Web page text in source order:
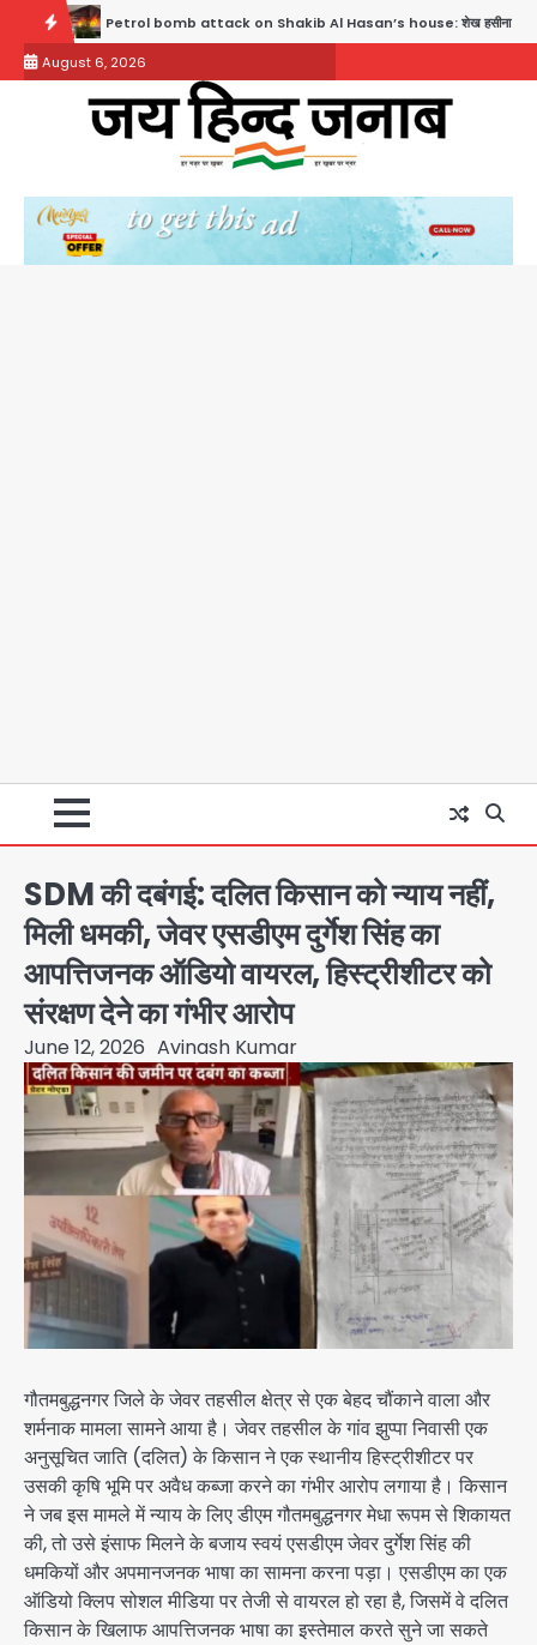
content
bomb attack on Shakib Al Hasan’s house: शेख हसीना की वर्चुअल प्रेस कॉन्फ्रेंस में जुड़ने पर
August 6, 2026
SDM की दबंगई: दलित किसान को न्याय नहीं,
मिली धमकी, जेवर एसडीएम दुर्गेश सिंह का
आपत्तिजनक ऑडियो वायरल, हिस्ट्रीशीटर को
संरक्षण देने का गंभीर आरोप
June 12, 2026 Avinash Kumar
गौतमबुद्धनगर जिले के जेवर तहसील क्षेत्र से एक बेहद चौंकाने वाला और
शर्मनाक मामला सामने आया है। जेवर तहसील के गांव झुप्पा निवासी एक
अनुसूचित जाति (दलित) के किसान ने एक स्थानीय हिस्ट्रीशीटर पर
उसकी कृषि भूमि पर अवैध कब्जा करने का गंभीर आरोप लगाया है। किसान
ने जब इस मामले में न्याय के लिए डीएम गौतमबुद्धनगर मेधा रूपम से शिकायत
की, तो उसे इंसाफ मिलने के बजाय स्वयं एसडीएम जेवर दुर्गेश सिंह की
धमकियों और अपमानजनक भाषा का सामना करना पड़ा। एसडीएम का एक
ऑडियो क्लिप सोशल मीडिया पर तेजी से वायरल हो रहा है, जिसमें वे दलित
किसान के खिलाफ आपत्तिजनक भाषा का इस्तेमाल करते सुने जा सकते